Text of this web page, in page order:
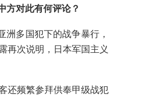
方对此有何评论？
洲多国犯下的战争暴行，
再次说明，日本军国主义
还频繁参拜供奉甲级战犯